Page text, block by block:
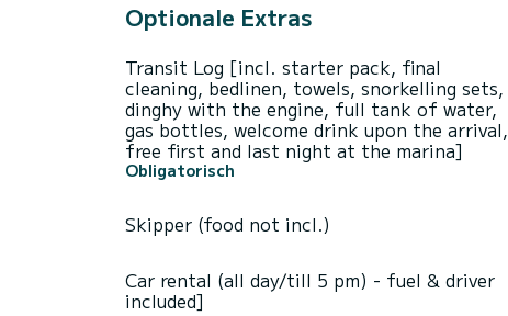
Optionale Extras
Transit Log [incl. starter pack, final
cleaning, bedlinen, towels, snorkelling sets,
dinghy with the engine, full tank of water,
gas bottles, welcome drink upon the arrival,
free first and last night at the marina]
Obligatorisch
Skipper (food not incl.)
Car rental (all day/till 5 pm) - fuel & driver
included]